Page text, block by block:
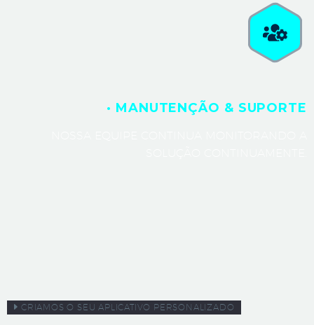
· MANUTENÇÃO & SUPORTE
CRIAMOS O SEU APLICATIVO PERSONALIZADO